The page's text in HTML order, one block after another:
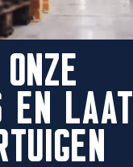
EN LAAT